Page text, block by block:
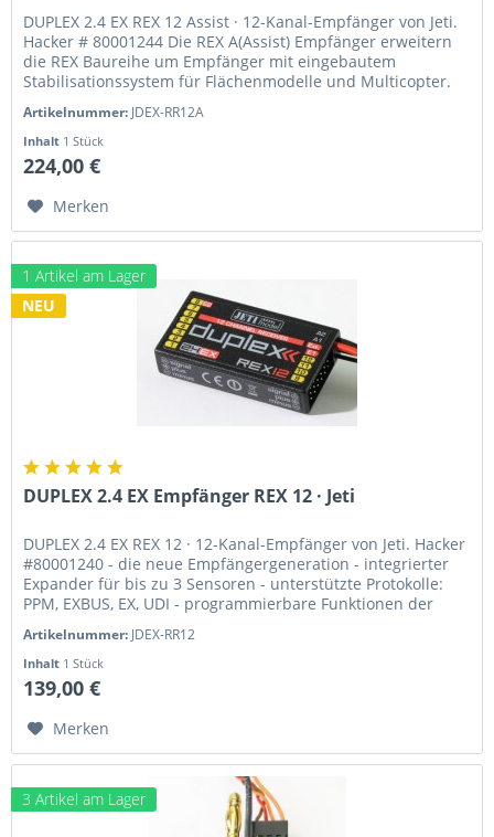
DUPLEX 2.4 EX REX 12 Assist · 12-Kanal-Empfänger von Jeti.
Hacker # 80001244 Die REX A(Assist) Empfänger erweitern
die REX Baureihe um Empfänger mit eingebautem
Stabilisationssystem für Flächenmodelle und Multicopter.
Artikelnummer: JDEX-RR12A
Inhalt 1 Stück
224,00 €
Merken
1 Artikel am Lager
NEU
DUPLEX 2.4 EX Empfänger REX 12 · Jeti
DUPLEX 2.4 EX REX 12 · 12-Kanal-Empfänger von Jeti. Hacker
#80001240 - die neue Empfängergeneration - integrierter
Expander für bis zu 3 Sensoren - unterstützte Protokolle:
PPM, EXBUS, EX, UDI - programmierbare Funktionen der
Artikelnummer: JDEX-RR12
Inhalt 1 Stück
139,00 €
Merken
3 Artikel am Lager